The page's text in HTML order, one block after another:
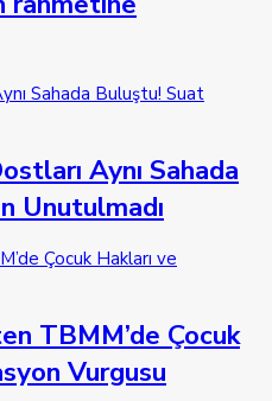
Aynı Sahada
Unutulmadı
TBMM’de Çocuk
Vurgusu